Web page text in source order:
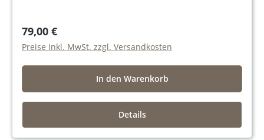
79,00 €
Preise inkl. MwSt. zzgl. Versandkosten
In den Warenkorb
Details